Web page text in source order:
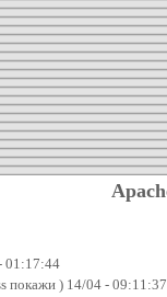
01:17:44
покажи ) 14/04 - 09:11:37